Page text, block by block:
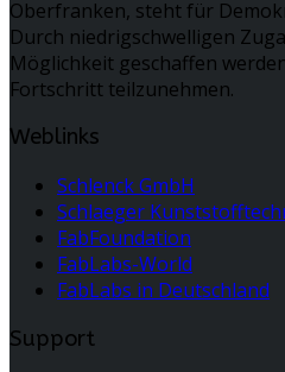
Oberfranken, steht für
Durch niedrigschwelligen
Möglichkeit geschaffen
Fortschritt teilzunehmen.
Weblinks
Schlenck GmbH
Schlaeger
FabFoundation
FabLabs-World
FabLabs in Deutschland
Support